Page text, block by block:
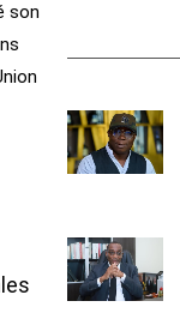
son